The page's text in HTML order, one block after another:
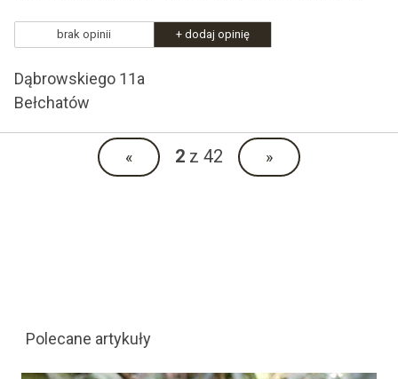
brak opinii + dodaj opinię
Dąbrowskiego 11a
Bełchatów
« 2 z 42 »
Polecane artykuły